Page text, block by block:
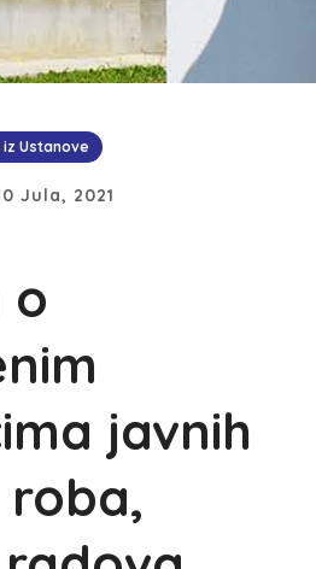
Ustanove
Jula, 2021
o
javnih